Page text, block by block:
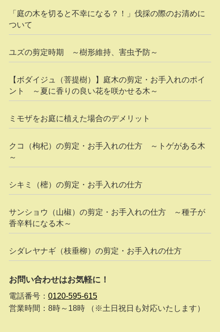
「庭の木を切ると不幸になる？！」伐採の際のお清めに
ついて
ユズの剪定時期 ～樹形維持、害虫予防～
【ボダイジュ（菩提樹）】庭木の剪定・お手入れのポイ
ント ～夏に香りの良い花を咲かせる木～
ミモザをお庭に植えた場合のデメリット
クコ（枸杞）の剪定・お手入れの仕方 ～トゲがある木
～
シキミ（樒）の剪定・お手入れの仕方
サンショウ（山椒）の剪定・お手入れの仕方 ～種子が
香辛料になる木～
シダレヤナギ（枝垂柳）の剪定・お手入れの仕方
お問い合わせはお気軽に！
電話番号： 0120-595-615
営業時間：8時～18時 （※土日祝日も対応いたします）